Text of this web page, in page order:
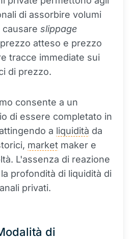
di assorbire volumi
slippage
atteso e prezzo
tracce immediate sui
di prezzo.
consente a un
di essere completato in
a liquidità da
market maker e
L'assenza di reazione
profondità di liquidità di
privati.
di